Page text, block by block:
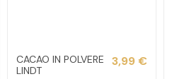
CACAO IN POLVERE
LINDT
3,99 €